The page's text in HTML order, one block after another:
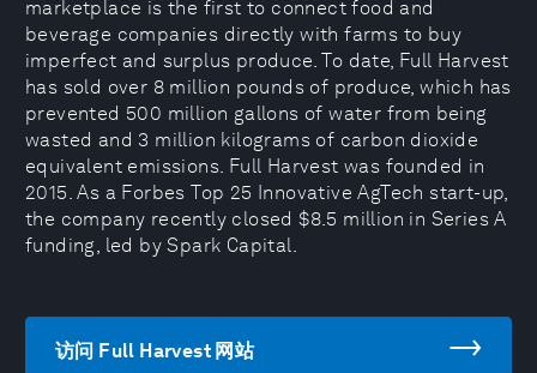
marketplace is the first to connect food and
beverage companies directly with farms to buy
imperfect and surplus produce. To date, Full Harvest
has sold over 8 million pounds of produce, which has
prevented 500 million gallons of water from being
wasted and 3 million kilograms of carbon dioxide
equivalent emissions. Full Harvest was founded in
2015. As a Forbes Top 25 Innovative AgTech start-up,
the company recently closed $8.5 million in Series A
funding, led by Spark Capital.
访问 Full Harvest 网站